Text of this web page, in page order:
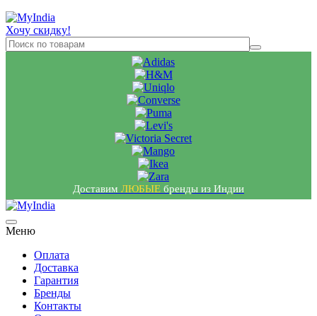
Хочу скидку!
Доставим ЛЮБЫЕ бренды из Индии
Меню
Оплата
Доставка
Гарантия
Бренды
Контакты